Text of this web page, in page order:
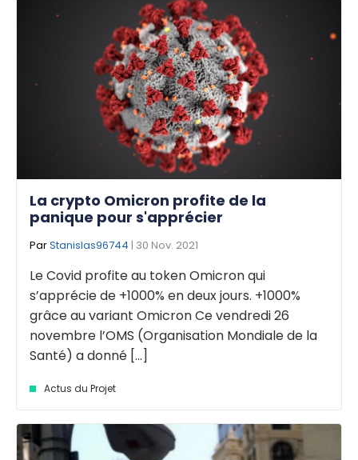
La crypto Omicron profite de la
panique pour s'apprécier
ParStanislas96744 | 30 Nov. 2021
Le Covid profite au token Omicron qui
s’apprécie de +1000% en deux jours. +1000%
grâce au variant Omicron Ce vendredi 26
novembre l’OMS (Organisation Mondiale de la
Santé) a donné [...]
Actus du Projet